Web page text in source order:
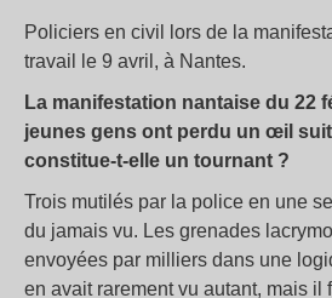
Policiers en civil lors de la
travail le 9 avril, à Nantes.
La manifestation nantaise du 22
jeunes gens ont perdu un œil
constitue-t-elle un tournant ?
Trois mutilés par la police en une
du jamais vu. Les grenades
envoyées par milliers dans une
en avait rarement vu autant, mais il